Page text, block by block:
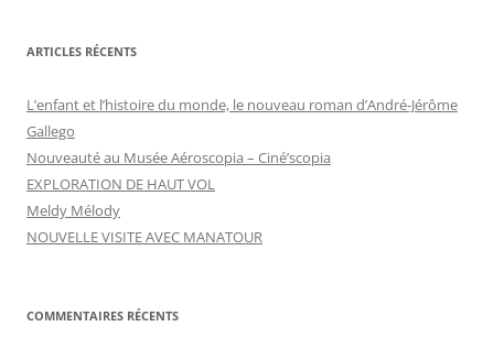
ARTICLES RÉCENTS
L’enfant et l’histoire du monde, le nouveau roman d’André-Jérôme
Gallego
Nouveauté au Musée Aéroscopia – Ciné’scopia
EXPLORATION DE HAUT VOL
Meldy Mélody
NOUVELLE VISITE AVEC MANATOUR
COMMENTAIRES RÉCENTS